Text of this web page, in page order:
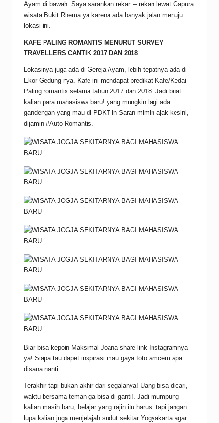
Ayam di bawah. Saya sarankan rekan – rekan lewat Gapura
wisata Bukit Rhema ya karena ada banyak jalan menuju
lokasi ini.
KAFE PALING ROMANTIS MENURUT SURVEY
TRAVELLERS CANTIK 2017 DAN 2018
Lokasinya juga ada di Gereja Ayam, lebih tepatnya ada di
Ekor Gedung nya. Kafe ini mendapat predikat Kafe/Kedai
Paling romantis selama tahun 2017 dan 2018. Jadi buat
kalian para mahasiswa baru! yang mungkin lagi ada
gandengan yang mau di PDKT-in Saran mimin ajak kesini,
dijamin #Auto Romantis.
Biar bisa kepoin Maksimal Joana share link Instagramnya
ya! Siapa tau dapet inspirasi mau gaya foto amcem apa
disana nanti
Terakhir tapi bukan akhir dari segalanya! Uang bisa dicari,
waktu bersama teman ga bisa di ganti!. Jadi mumpung
kalian masih baru, belajar yang rajin itu harus, tapi jangan
lupa kalian juga menjelajah sudut sekitar Yogyakarta agar